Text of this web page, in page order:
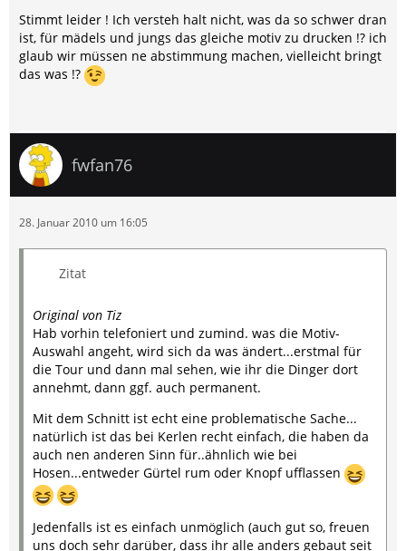
Stimmt leider ! Ich versteh halt nicht, was da so schwer dran
ist, für mädels und jungs das gleiche motiv zu drucken !? ich
glaub wir müssen ne abstimmung machen, vielleicht bringt
das was !?
fwfan76
28. Januar 2010 um 16:05
Zitat
Original von Tiz
Hab vorhin telefoniert und zumind. was die Motiv-
Auswahl angeht, wird sich da was ändert...erstmal für
die Tour und dann mal sehen, wie ihr die Dinger dort
annehmt, dann ggf. auch permanent.
Mit dem Schnitt ist echt eine problematische Sache...
natürlich ist das bei Kerlen recht einfach, die haben da
auch nen anderen Sinn für..ähnlich wie bei
Hosen...entweder Gürtel rum oder Knopf ufflassen
Jedenfalls ist es einfach unmöglich (auch gut so, freuen
uns doch sehr darüber, dass ihr alle anders gebaut seit